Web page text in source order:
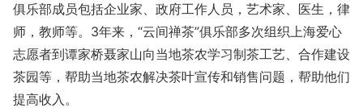
俱乐部成员包括企业家、政府工作人员，艺术家、医生，律
师，教师等。3年来，“云间禅茶”俱乐部多次组织上海爱心
志愿者到谭家桥聂家山向当地茶农学习制茶工艺、合作建设
茶园等，帮助当地茶农解决茶叶宣传和销售问题，帮助他们
提高收入。